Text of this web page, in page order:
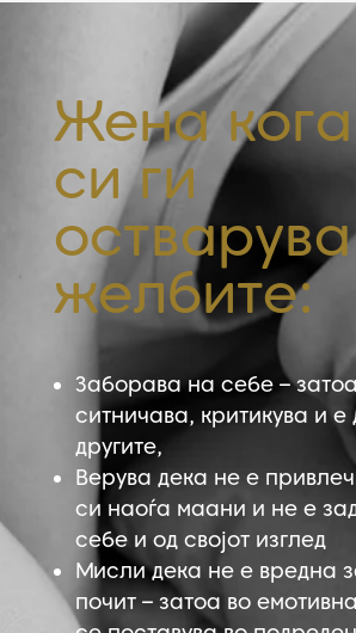
Жена
си ги
остварува
желбите:
Заборава на себе –
ситничава, критикува и
другите,
Верува дека не е
си наоѓа маани и не е
себе и од својот изглед
Мисли дека не е вредна
почит – затоа во